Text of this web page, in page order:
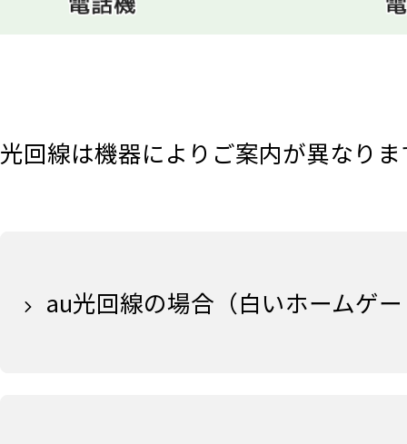
光回線は機器によりご案内が異なり
au光回線の場合（白いホームゲ